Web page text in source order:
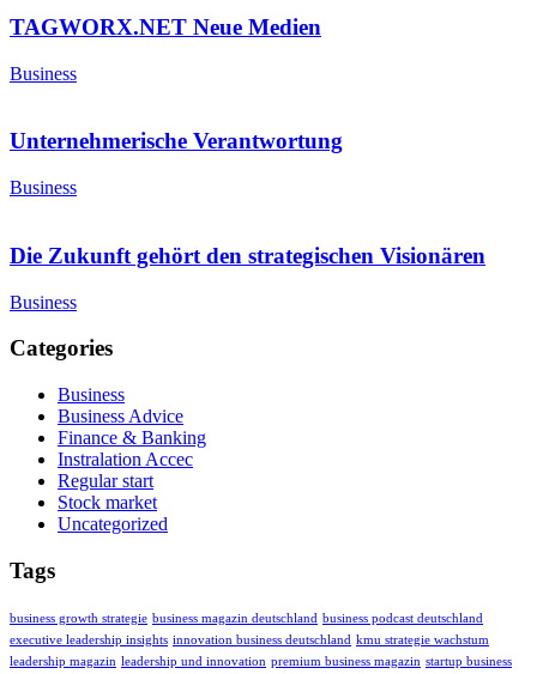
TAGWORX.NET Neue Medien
Business
Unternehmerische Verantwortung
Business
Die Zukunft gehört den strategischen Visionären
Business
Categories
Business
Business Advice
Finance & Banking
Instralation Accec
Regular start
Stock market
Uncategorized
Tags
business growth strategie business magazin deutschland business podcast deutschland
executive leadership insights innovation business deutschland kmu strategie wachstum
leadership magazin leadership und innovation premium business magazin startup business